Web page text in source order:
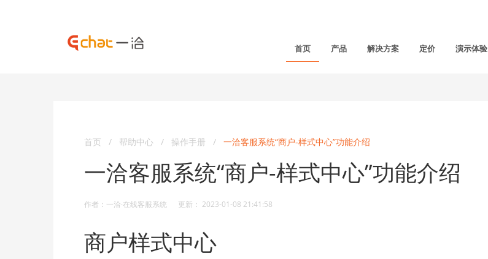
首页 产品 解决方案 定价 演示体验
首页 / 帮助中心 / 操作手册 / 一洽客服系统“商户-样式中心”功能介绍
一洽客服系统“商户-样式中心”功能介绍
作者：一洽·在线客服系统 更新： 2023-01-08 21:41:58
商户样式中心